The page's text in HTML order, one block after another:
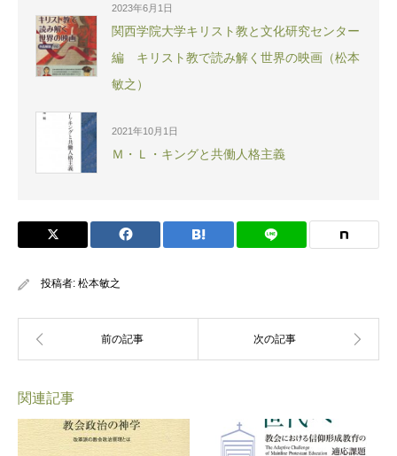
2023年6月1日
関西学院大学キリスト教と文化研究センター
編 キリスト教で読み解く世界の映画（松本
敏之）
2021年10月1日
Ｍ・Ｌ・キングと共働人格主義
投稿者: 松本敏之
関連記事